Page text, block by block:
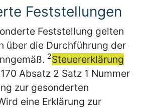
Feststellungen
Feststellung gelten
über die Durchführung der
2Steuererklärung
Absatz 2 Satz 1 Nummer
zur gesonderten
eine Erklärung zur